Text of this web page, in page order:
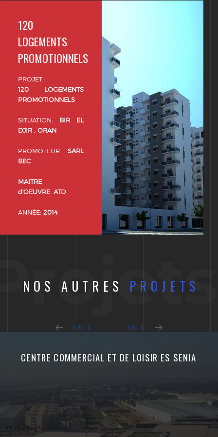
120
LOGEMENTS
PROMOTIONNELS
PROJET :
120 LOGEMENTS
PROMOTIONNELS
SITUATION: BIR EL
DJIR , ORAN
PROMOTEUR: SARL
BEC
MAITRE
d'OEUVRE:ATD
ANNÉE:2014
NOS AUTRES PROJETS
CENTRE COMMERCIAL ET DE LOISIR ES SENIA
PREC SUIV